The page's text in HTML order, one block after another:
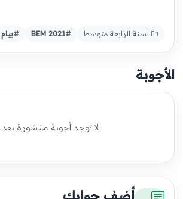
السنة الرابعة متوسط #BEM 2021 #بيام
الأجوبة
لا توجد أجوبة منشورة بعد.
أضف جوابك